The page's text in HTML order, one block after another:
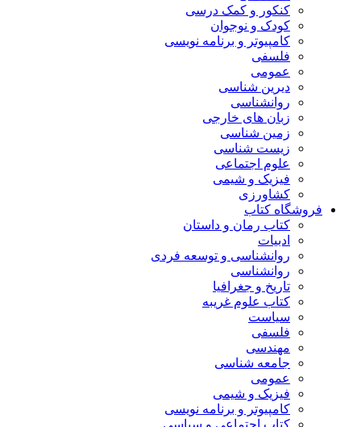
کنکور و کمک‌ درسی
کودک و نوجوان
کامپیوتر و برنامه نویسی
فلسفی
عمومی
دیرین شناسی
روانشناسی
زبان های خارجی
زمین شناسی
زیست شناسی
علوم اجتماعی
فیزیک و شیمی
کشاورزی
فروشگاه کتاب
کتاب رمان و داستان
ادبیات
روانشناسی و توسعه فردی
روانشناسی
تاریخ و جغرافیا
کتاب علوم غریبه
سیاست
فلسفی
مهندسی
جامعه شناسی
عمومی
فیزیک و شیمی
کامپیوتر و برنامه نویسی
کتاب اجتماعی و سیاسی